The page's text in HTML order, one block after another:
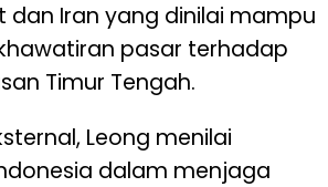
dan Iran yang dinilai mampu
pasar terhadap
Timur Tengah.
Leong menilai
dalam menjaga